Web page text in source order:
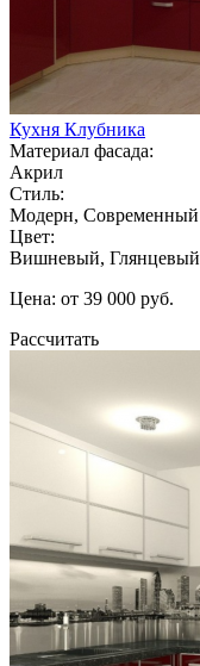
Кухня Клубника
Материал фасада:
Акрил
Стиль:
Модерн, Современный
Цвет:
Вишневый, Глянцевый
Цена: от 39 000 руб.
Рассчитать